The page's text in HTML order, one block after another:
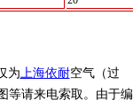
为上海依耐空气（过
等请来电索取。由于编